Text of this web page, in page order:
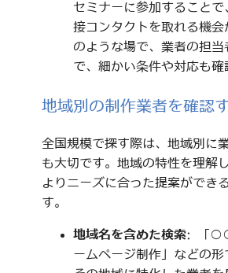
セミナーに参加すること
接コンタクトを取れる機会
のような場で、業者の担当
で、細かい条件や対応も確
地域別の制作業者を確認
全国規模で探す際は、地域別に
も大切です。地域の特性を理解
よりニーズに合った提案ができ
す。
地域名を含めた検索: 「○○
ームページ制作」などの形